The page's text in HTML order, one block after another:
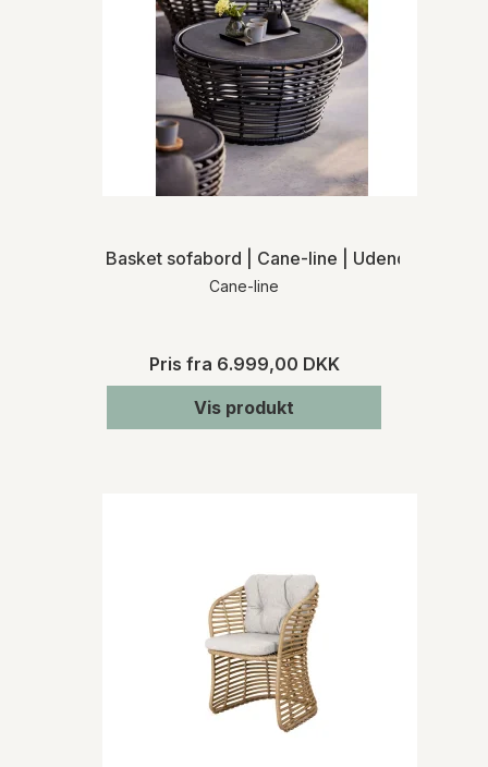
Basket sofabord | Cane-line | Udendørs
Cane-line
Pris fra 6.999,00 DKK
Vis produkt